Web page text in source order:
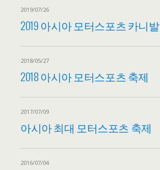
2019/07/26
2019 아시아 모터스포츠 카니발
2018/05/27
2018 아시아 모터스포츠 축제
2017/07/09
아시아 최대 모터스포츠 축제
2016/07/04